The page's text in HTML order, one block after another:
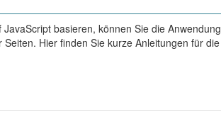
basieren, können Sie die Anwendung
Hier finden Sie kurze Anleitungen für die